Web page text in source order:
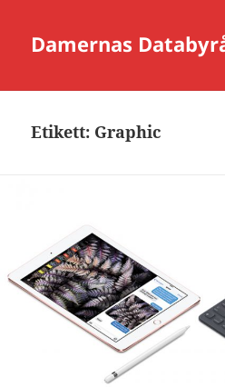
Damernas
Etikett: Graphic